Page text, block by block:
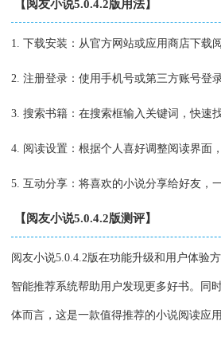
【阅友小说5.0.4.2版用法】
1. 下载安装：从官方网站或应用商店下载
2. 注册登录：使用手机号或第三方账号登
3. 搜索书籍：在搜索框输入关键词，快速
4. 阅读设置：根据个人喜好调整阅读界面
5. 互动分享：将喜欢的小说分享给好友，
【阅友小说5.0.4.2版测评】
阅友小说5.0.4.2版在功能升级和用户体验
智能推荐系统帮助用户发现更多好书。同
体而言，这是一款值得推荐的小说阅读应用